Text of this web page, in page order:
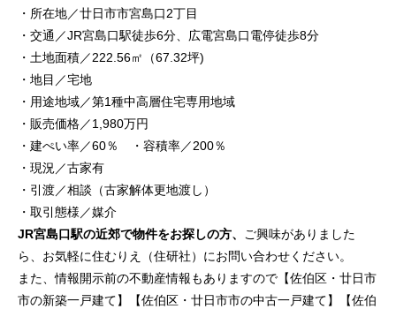
・所在地／廿日市市宮島口2丁目
・交通／JR宮島口駅徒歩6分、広電宮島口電停徒歩8分
・土地面積／222.56㎡（67.32坪)
・地目／宅地
・用途地域／第1種中高層住宅専用地域
・販売価格／1,980万円
・建ぺい率／60％ ・容積率／200％
・現況／古家有
・引渡／相談（古家解体更地渡し）
・取引態様／媒介
JR宮島口駅の近郊で物件をお探しの方、
ご興味がありました
ら、お気軽に住むりえ（住研社）にお問い合わせください。
また、情報開示前の不動産情報もありますので【佐伯区・廿日市
市の新築一戸建て】【佐伯区・廿日市市の中古一戸建て】【佐伯